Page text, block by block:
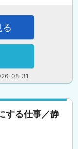
08-31
る
する仕事／静